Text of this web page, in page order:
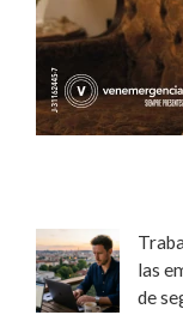
las
de